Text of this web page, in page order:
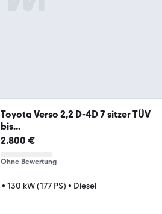
Toyota Verso 2,2 D-4D 7 sitzer TÜV
bis...
2.800 €
Ohne Bewertung
• 130 kW (177 PS) • Diesel